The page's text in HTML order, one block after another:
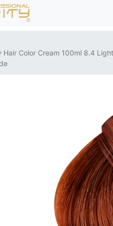
Hair Color Cream 100ml 8.4 Light